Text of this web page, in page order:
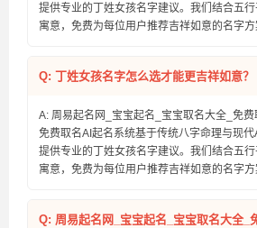
提供专业的丁姓女孩名字建议。我们结合五
寓意，免费为每位用户推荐吉祥如意的名字方
Q: 丁姓女孩名字怎么选才能更吉祥如意？
A: 周易起名网_宝宝起名_宝宝取名大全_免费
免费取名AI起名系统基于传统八字命理与现
提供专业的丁姓女孩名字建议。我们结合五
寓意，免费为每位用户推荐吉祥如意的名字方
Q: 周易起名网_宝宝起名_宝宝取名大全_